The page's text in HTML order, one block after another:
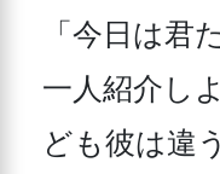
「今日は君
一人紹介し
ども彼は違